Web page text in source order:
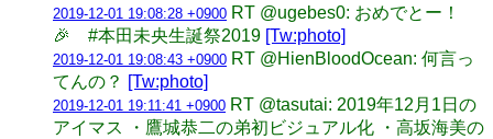
2019-12-01 19:08:28 +0900 RT @ugebes0: おめでとー！
🎉 #本田未央生誕祭2019 [Tw:photo]
2019-12-01 19:08:43 +0900 RT @HienBloodOcean: 何言っ
てんの？ [Tw:photo]
2019-12-01 19:11:41 +0900 RT @tasutai: 2019年12月1日の
アイマス ・鷹城恭二の弟初ビジュアル化 ・高坂海美の